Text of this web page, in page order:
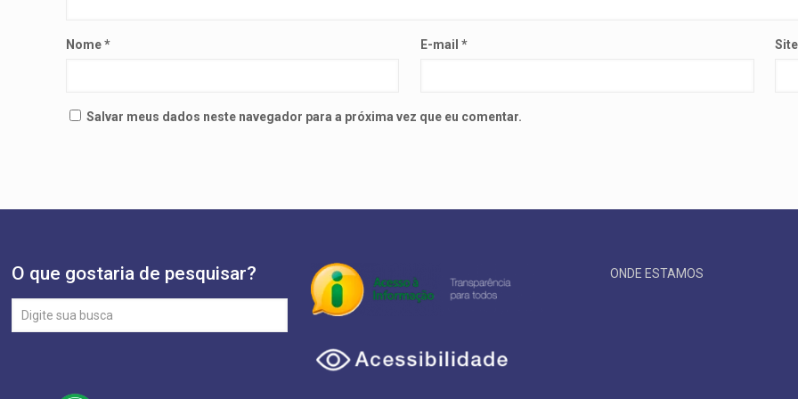
Nome* E-mail* Site
Salvar meus dados neste navegador para a próxima vez que eu comentar.
O que gostaria de pesquisar? ONDE ESTAMOS